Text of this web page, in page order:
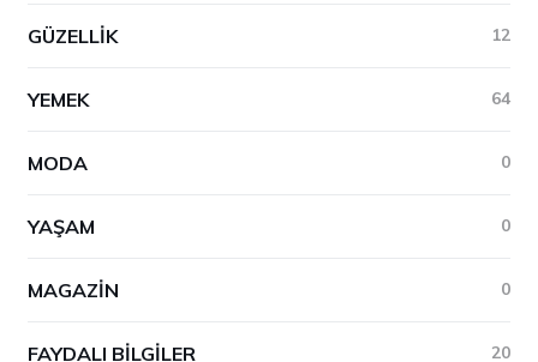
GÜZELLIK 12
YEMEK 64
MODA 0
YAŞAM 0
MAGAZIN 0
FAYDALI BILGILER 20